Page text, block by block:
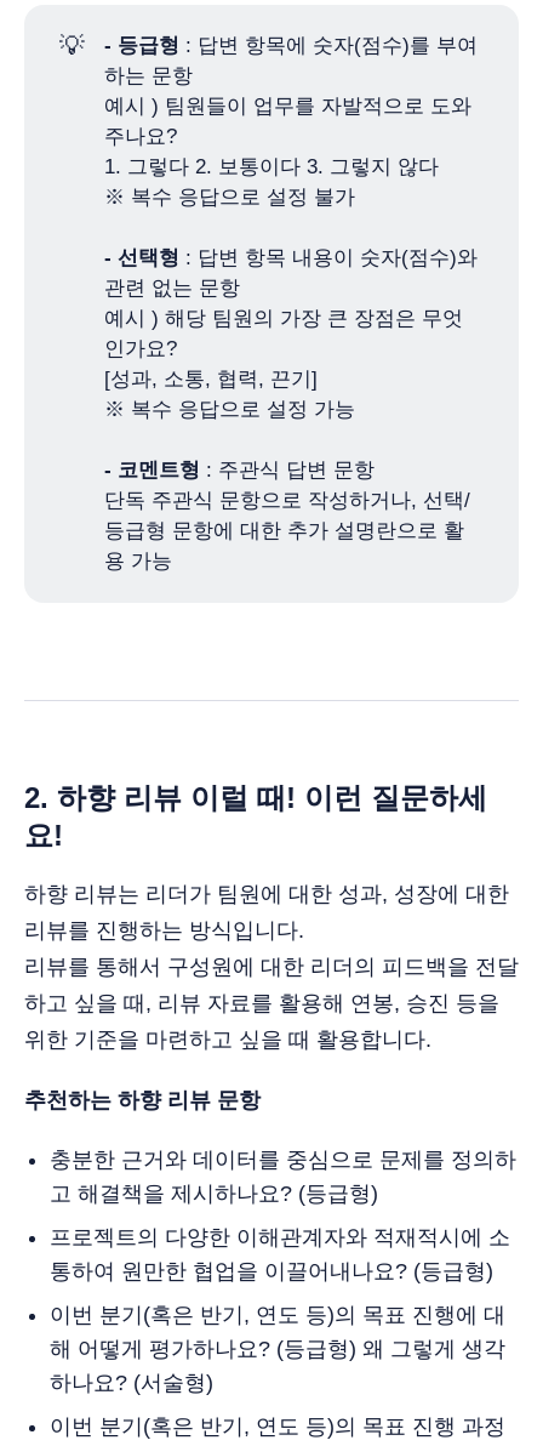
💡 - 등급형 : 답변 항목에 숫자(점수)를 부여
하는 문항
예시 ) 팀원들이 업무를 자발적으로 도와
주나요?
1. 그렇다 2. 보통이다 3. 그렇지 않다
※ 복수 응답으로 설정 불가
- 선택형 : 답변 항목 내용이 숫자(점수)와
관련 없는 문항
예시 ) 해당 팀원의 가장 큰 장점은 무엇
인가요?
[성과, 소통, 협력, 끈기]
※ 복수 응답으로 설정 가능
- 코멘트형 : 주관식 답변 문항
단독 주관식 문항으로 작성하거나, 선택/
등급형 문항에 대한 추가 설명란으로 활
용 가능
2. 하향 리뷰 이럴 때! 이런 질문하세
요!
하향 리뷰는 리더가 팀원에 대한 성과, 성장에 대한
리뷰를 진행하는 방식입니다.
리뷰를 통해서 구성원에 대한 리더의 피드백을 전달
하고 싶을 때, 리뷰 자료를 활용해 연봉, 승진 등을
위한 기준을 마련하고 싶을 때 활용합니다.
추천하는 하향 리뷰 문항
충분한 근거와 데이터를 중심으로 문제를 정의하
고 해결책을 제시하나요? (등급형)
프로젝트의 다양한 이해관계자와 적재적시에 소
통하여 원만한 협업을 이끌어내나요? (등급형)
이번 분기(혹은 반기, 연도 등)의 목표 진행에 대
해 어떻게 평가하나요? (등급형) 왜 그렇게 생각
하나요? (서술형)
이번 분기(혹은 반기, 연도 등)의 목표 진행 과정